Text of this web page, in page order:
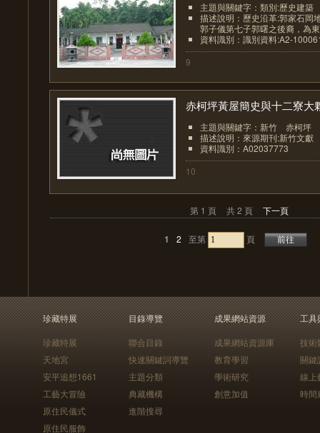
主題與關鍵字：類別:歷史建築
描述說明：歷史沿革:郭家石岡
郭子儀第七子郭曙之後裔，為
資料識別：識別資料:A2-
9
赤柯坪黃屋簡史與十二寮大
主題與關鍵字：新竹 赤柯坪
描述說明：來源期刊:新竹文獻
資料識別：A02037773
10
第 1 頁 共 2 頁 下一頁
1 2 至第 頁
珍藏特展
珍藏特展
天地宮
安平追想1661
工藝大冒險
原住民儀式
原住民服飾
目錄導覽
聯合目錄
快速關鍵詞導覽
主題分類
典藏機構
進階搜尋
成果網站資源
成果網站資源庫
教育學習
學術研究
創意加值
工具
技術
關鍵
線上
時間